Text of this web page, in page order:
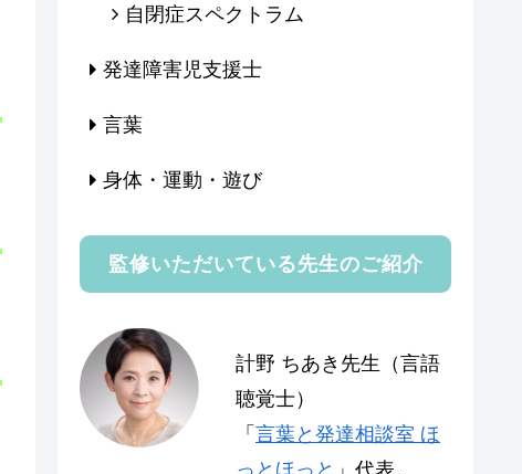
自閉症スペクトラム
発達障害児支援士
言葉
身体・運動・遊び
監修いただいている先生のご紹介
計野 ちあき先生（言語
聴覚士）
「 言葉と発達相談室 ほ